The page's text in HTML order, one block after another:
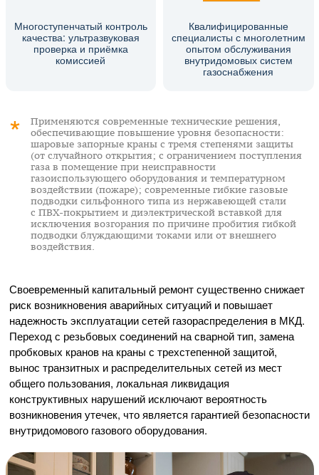
Многоступенчатый контроль
качества: ультразвуковая
проверка и приёмка
комиссией
Квалифицированные
специалисты с многолетним
опытом обслуживания
внутридомовых систем
газоснабжения
Применяются современные технические решения,
обеспечивающие повышение уровня безопасности:
шаровые запорные краны с тремя степенями защиты
(от случайного открытия; с ограничением поступления
газа в помещение при неисправности
газоиспользующего оборудования и температурном
воздействии (пожаре); современные гибкие газовые
подводки сильфонного типа из нержавеющей стали
с ПВХ-покрытием и диэлектрической вставкой для
исключения возгорания по причине пробития гибкой
подводки блуждающими токами или от внешнего
воздействия.
Своевременный капитальный ремонт существенно снижает
риск возникновения аварийных ситуаций и повышает
надежность эксплуатации сетей газораспределения в МКД.
Переход с резьбовых соединений на сварной тип, замена
пробковых кранов на краны с трехстепенной защитой,
вынос транзитных и распределительных сетей из мест
общего пользования, локальная ликвидация
конструктивных нарушений исключают вероятность
возникновения утечек, что является гарантией безопасности
внутридомового газового оборудования.